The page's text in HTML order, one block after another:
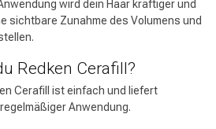
wird dein Haar kräftiger und
sichtbare Zunahme des Volumens und
Redken Cerafill?
Cerafill ist einfach und liefert
Anwendung.